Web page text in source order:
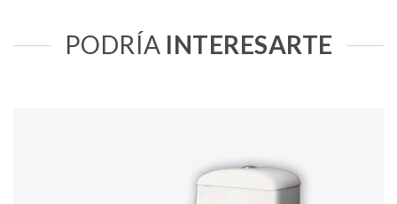
PODRÍA INTERESARTE